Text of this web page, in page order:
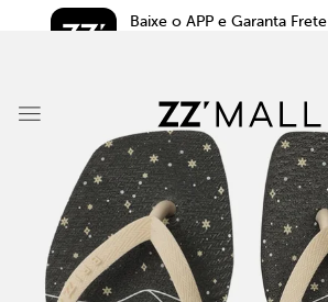
Baixe o APP e Garanta Frete